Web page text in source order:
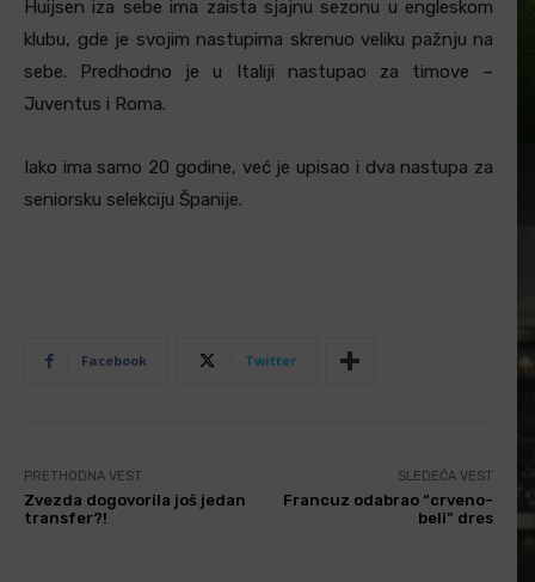
Huijsen iza sebe ima zaista sjajnu sezonu u engleskom
klubu, gde je svojim nastupima skrenuo veliku pažnju na
sebe. Predhodno je u Italiji nastupao za timove –
Juventus i Roma.
Iako ima samo 20 godine, već je upisao i dva nastupa za
seniorsku selekciju Španije.
Facebook Twitter
PRETHODNA VEST
Zvezda dogovorila još jedan
transfer?!
SLEDEĆA VEST
Francuz odabrao “crveno-
beli” dres